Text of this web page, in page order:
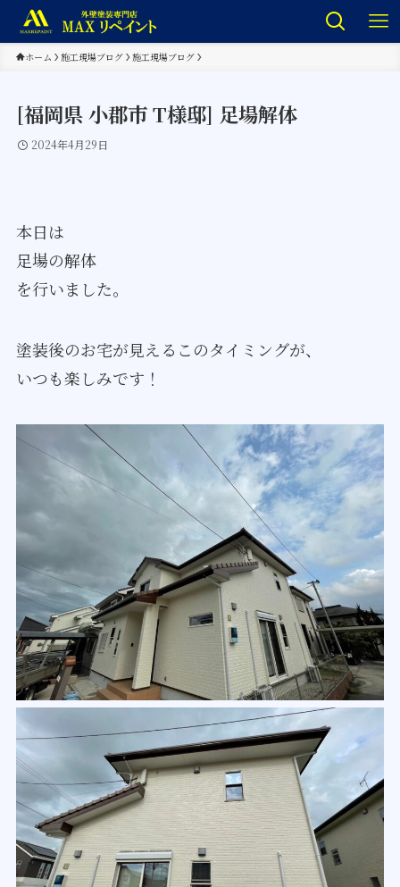
ホーム 施工現場ブログ 施工現場ブログ
[福岡県 小郡市 T様邸] 足場解体
2024年4月29日
本日は
足場の解体
を行いました。
塗装後のお宅が見えるこのタイミングが、
いつも楽しみです！